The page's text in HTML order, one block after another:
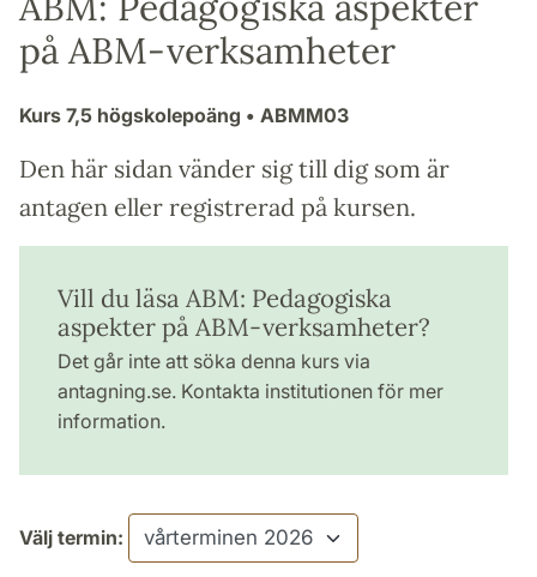
på ABM-verksamheter
Kurs 7,5 högskolepoäng • ABMM03
Den här sidan vänder sig till dig som är
antagen eller registrerad på kursen.
Vill du läsa ABM: Pedagogiska
aspekter på ABM-verksamheter?
Det går inte att söka denna kurs via
antagning.se. Kontakta institutionen för mer
information.
Välj termin: